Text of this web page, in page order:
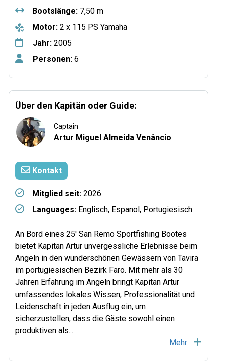
Bootslänge: 7,50 m
Motor: 2 x 115 PS Yamaha
Jahr: 2005
Personen: 6
Über den Kapitän oder Guide:
Captain
Artur Miguel Almeida Venâncio
Kontakt
Mitglied seit: 2026
Languages: Englisch, Espanol, Portugiesisch
An Bord eines 25' San Remo Sportfishing Bootes
bietet Kapitän Artur unvergessliche Erlebnisse beim
Angeln in den wunderschönen Gewässern von Tavira
im portugiesischen Bezirk Faro. Mit mehr als 30
Jahren Erfahrung im Angeln bringt Kapitän Artur
umfassendes lokales Wissen, Professionalität und
Leidenschaft in jeden Ausflug ein, um
sicherzustellen, dass die Gäste sowohl einen
produktiven als...
Mehr